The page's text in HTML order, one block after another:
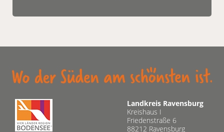
Landkreis Ravensburg
Kreishaus I
Friedenstraße 6
88212 Ravensburg